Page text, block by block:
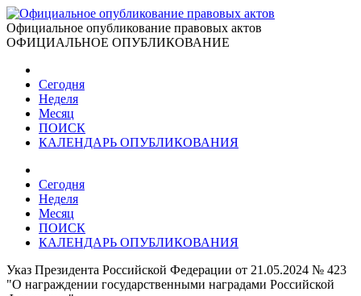
Официальное опубликование правовых актов
ОФИЦИАЛЬНОЕ ОПУБЛИКОВАНИЕ
Сегодня
Неделя
Месяц
ПОИСК
КАЛЕНДАРЬ ОПУБЛИКОВАНИЯ
Сегодня
Неделя
Месяц
ПОИСК
КАЛЕНДАРЬ ОПУБЛИКОВАНИЯ
Указ Президента Российской Федерации от 21.05.2024 № 423
"О награждении государственными наградами Российской